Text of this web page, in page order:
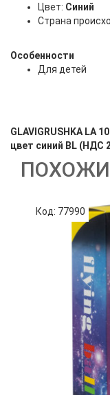
Цвет: Синий
Страна
Особенности
Для детей
GLAVIGRUSHKA LA
цвет синий BL (НДС
Код: 77990